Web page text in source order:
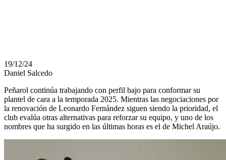
19/12/24
Daniel Salcedo
Peñarol continúa trabajando con perfil bajo para conformar su
plantel de cara a la temporada 2025. Mientras las negociaciones por
la renovación de Leonardo Fernández siguen siendo la prioridad, el
club evalúa otras alternativas para reforzar su equipo, y uno de los
nombres que ha surgido en las últimas horas es el de Michel Araújo.